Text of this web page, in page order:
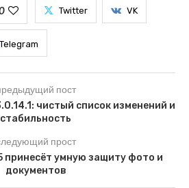
Twitter VK
Telegram
пост
чистый список изменений и
стабильность
прост
принесёт умную защиту фото и
документов